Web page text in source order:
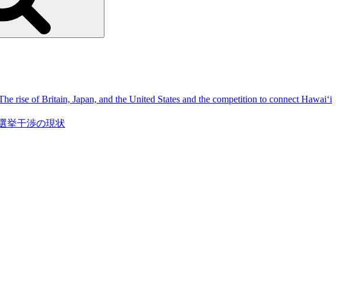
rise of Britain, Japan, and the United States and the competition to connect Hawai‘i
挙干渉の現状